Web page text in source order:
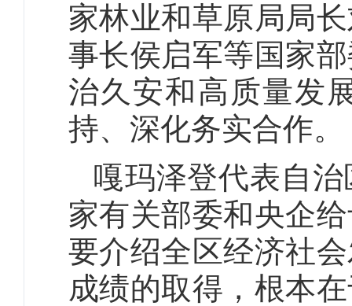
家林业和草原局局
事长侯启军等国家
治久安和高质量发
持、深化务实合作。
嘎玛泽登代表自
家有关部委和央企
要介绍全区经济社
成绩的取得，根本